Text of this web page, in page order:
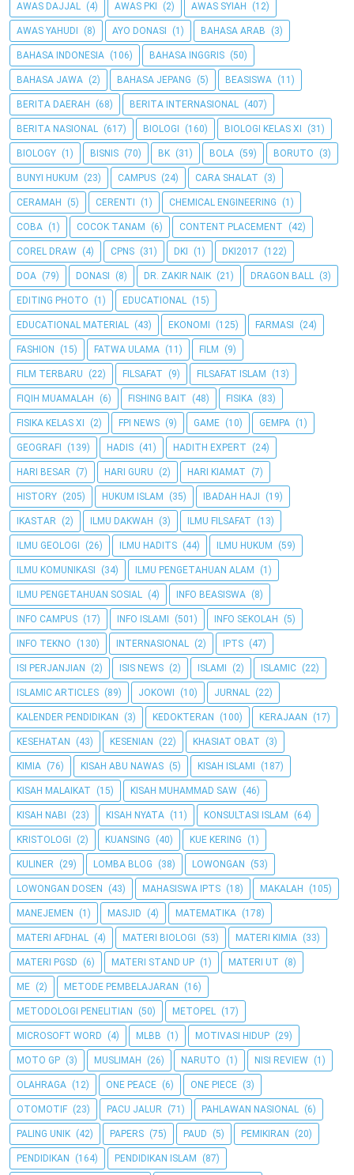
AWAS DAJJAL (4) AWAS PKI (2) AWAS SYIAH (12)
AWAS YAHUDI (8) AYO DONASI (1) BAHASA ARAB (3)
BAHASA INDONESIA (106) BAHASA INGGRIS (50)
BAHASA JAWA (2) BAHASA JEPANG (5) BEASISWA (11)
BERITA DAERAH (68) BERITA INTERNASIONAL (407)
BERITA NASIONAL (617) BIOLOGI (160) BIOLOGI KELAS XI (31)
BIOLOGY (1) BISNIS (70) BK (31) BOLA (59) BORUTO (3)
BUNYI HUKUM (23) CAMPUS (24) CARA SHALAT (3)
CERAMAH (5) CERENTI (1) CHEMICAL ENGINEERING (1)
COBA (1) COCOK TANAM (6) CONTENT PLACEMENT (42)
COREL DRAW (4) CPNS (31) DKI (1) DKI2017 (122)
DOA (79) DONASI (8) DR. ZAKIR NAIK (21) DRAGON BALL (3)
EDITING PHOTO (1) EDUCATIONAL (15)
EDUCATIONAL MATERIAL (43) EKONOMI (125) FARMASI (24)
FASHION (15) FATWA ULAMA (11) FILM (9)
FILM TERBARU (22) FILSAFAT (9) FILSAFAT ISLAM (13)
FIQIH MUAMALAH (6) FISHING BAIT (48) FISIKA (83)
FISIKA KELAS XI (2) FPI NEWS (9) GAME (10) GEMPA (1)
GEOGRAFI (139) HADIS (41) HADITH EXPERT (24)
HARI BESAR (7) HARI GURU (2) HARI KIAMAT (7)
HISTORY (205) HUKUM ISLAM (35) IBADAH HAJI (19)
IKASTAR (2) ILMU DAKWAH (3) ILMU FILSAFAT (13)
ILMU GEOLOGI (26) ILMU HADITS (44) ILMU HUKUM (59)
ILMU KOMUNIKASI (34) ILMU PENGETAHUAN ALAM (1)
ILMU PENGETAHUAN SOSIAL (4) INFO BEASISWA (8)
INFO CAMPUS (17) INFO ISLAMI (501) INFO SEKOLAH (5)
INFO TEKNO (130) INTERNASIONAL (2) IPTS (47)
ISI PERJANJIAN (2) ISIS NEWS (2) ISLAMI (2) ISLAMIC (22)
ISLAMIC ARTICLES (89) JOKOWI (10) JURNAL (22)
KALENDER PENDIDIKAN (3) KEDOKTERAN (100) KERAJAAN (17)
KESEHATAN (43) KESENIAN (22) KHASIAT OBAT (3)
KIMIA (76) KISAH ABU NAWAS (5) KISAH ISLAMI (187)
KISAH MALAIKAT (15) KISAH MUHAMMAD SAW (46)
KISAH NABI (23) KISAH NYATA (11) KONSULTASI ISLAM (64)
KRISTOLOGI (2) KUANSING (40) KUE KERING (1)
KULINER (29) LOMBA BLOG (38) LOWONGAN (53)
LOWONGAN DOSEN (43) MAHASISWA IPTS (18) MAKALAH (105)
MANEJEMEN (1) MASJID (4) MATEMATIKA (178)
MATERI AFDHAL (4) MATERI BIOLOGI (53) MATERI KIMIA (33)
MATERI PGSD (6) MATERI STAND UP (1) MATERI UT (8)
ME (2) METODE PEMBELAJARAN (16)
METODOLOGI PENELITIAN (50) METOPEL (17)
MICROSOFT WORD (4) MLBB (1) MOTIVASI HIDUP (29)
MOTO GP (3) MUSLIMAH (26) NARUTO (1) NISI REVIEW (1)
OLAHRAGA (12) ONE PEACE (6) ONE PIECE (3)
OTOMOTIF (23) PACU JALUR (71) PAHLAWAN NASIONAL (6)
PALING UNIK (42) PAPERS (75) PAUD (5) PEMIKIRAN (20)
PENDIDIKAN (164) PENDIDIKAN ISLAM (87)